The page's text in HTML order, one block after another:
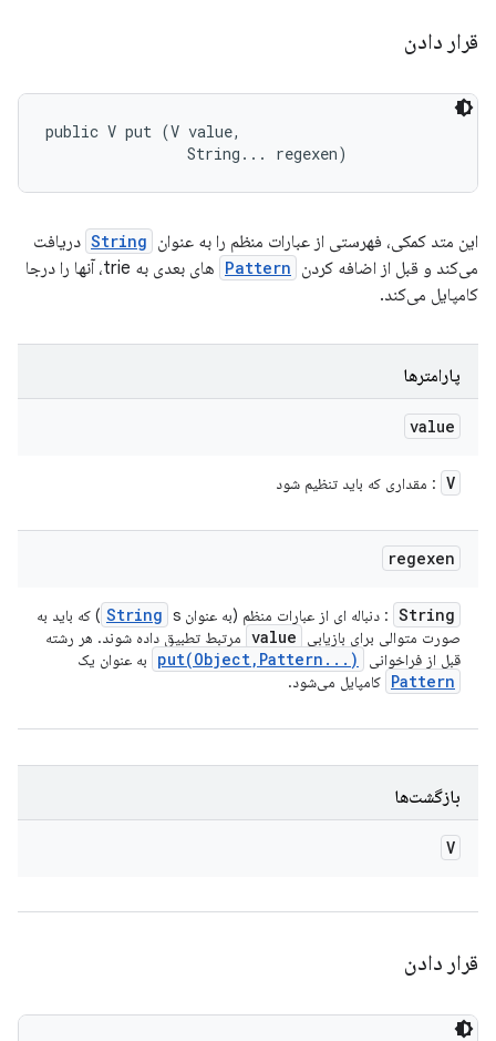
قرار دادن
public V put (V value,
                String... regexen)
این متد کمکی، فهرستی از عبارات منظم را به عنوان String دریافت
می‌کند و قبل از اضافه کردن Pattern
های بعدی به trie، آنها را درجا
کامپایل می‌کند.
پارامترها
value
V : مقداری که باید تنظیم شود
regexen
String : دنباله ای از عبارات منظم (به عنوان String s) که باید به
صورت متوالی برای بازیابی
value مرتبط تطبیق داده شوند. هر رشته
قبل از فراخوانی
put(Object, Pattern . . . ) به عنوان یک
Pattern کامپایل می‌شود.
بازگشت‌ها
V
قرار دادن